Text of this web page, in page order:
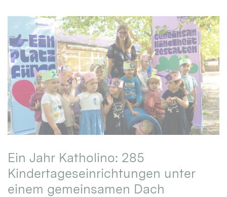
Ein Jahr Katholino: 285
Kindertageseinrichtungen unter
einem gemeinsamen Dach